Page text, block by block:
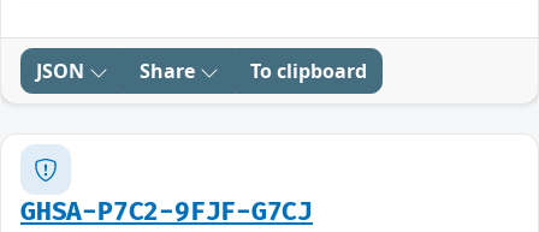
JSON Share To clipboard
GHSA-P7C2-9FJF-G7CJ